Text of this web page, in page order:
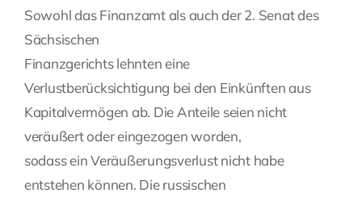
Sowohl das Finanzamt als auch der 2. Senat des
Sächsischen
Finanzgerichts lehnten eine
Verlustberücksichtigung bei den Einkünften aus
Kapitalvermögen ab. Die Anteile seien nicht
veräußert oder eingezogen worden,
sodass ein Veräußerungsverlust nicht habe
entstehen können. Die russischen